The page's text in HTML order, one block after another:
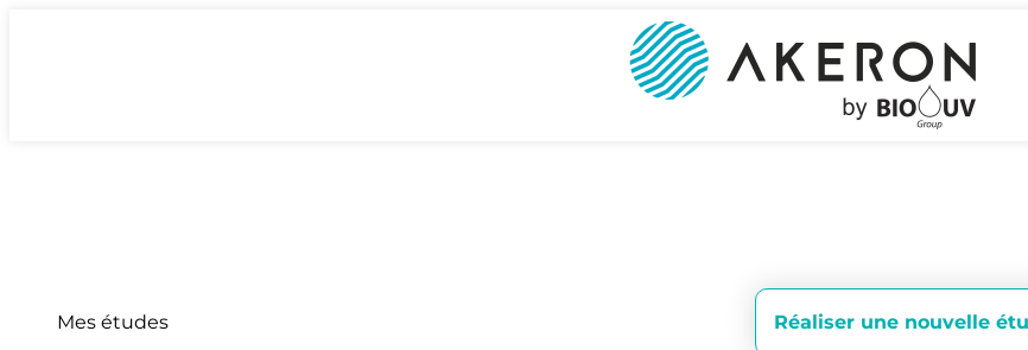
Mes études Réaliser une nouvelle